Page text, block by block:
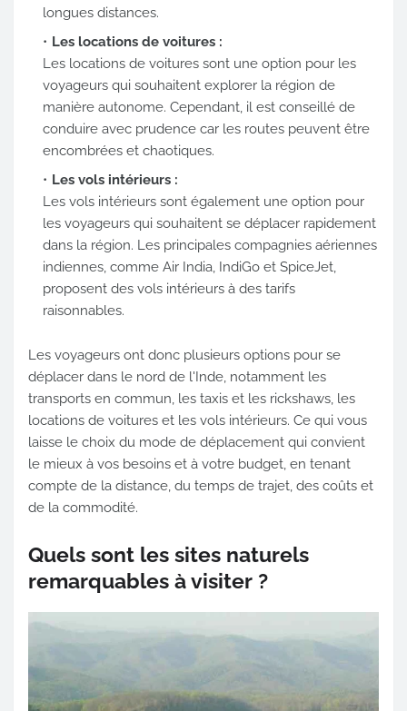
longues distances.
Les locations de voitures :
Les locations de voitures sont une option pour les
voyageurs qui souhaitent explorer la région de
manière autonome. Cependant, il est conseillé de
conduire avec prudence car les routes peuvent être
encombrées et chaotiques.
Les vols intérieurs :
Les vols intérieurs sont également une option pour
les voyageurs qui souhaitent se déplacer rapidement
dans la région. Les principales compagnies aériennes
indiennes, comme Air India, IndiGo et SpiceJet,
proposent des vols intérieurs à des tarifs
raisonnables.
Les voyageurs ont donc plusieurs options pour se
déplacer dans le nord de l'Inde, notamment les
transports en commun, les taxis et les rickshaws, les
locations de voitures et les vols intérieurs. Ce qui vous
laisse le choix du mode de déplacement qui convient
le mieux à vos besoins et à votre budget, en tenant
compte de la distance, du temps de trajet, des coûts et
de la commodité.
Quels sont les sites naturels
remarquables à visiter ?